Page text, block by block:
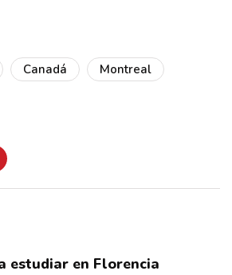
Canadá Montreal
estudiar en Florencia